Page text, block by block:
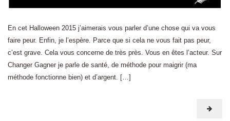
En cet Halloween 2015 j’aimerais vous parler d’une chose qui va vous
faire peur. Enfin, je l’espère. Parce que si cela ne vous fait pas peur,
c’est grave. Cela vous concerne de très près. Vous en êtes l’acteur. Sur
Changer Gagner je parle de santé, de méthode pour maigrir (ma
méthode fonctionne bien) et d’argent. […]